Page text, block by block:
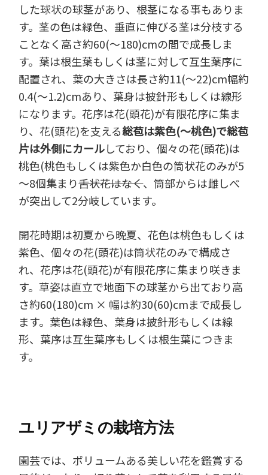
した球状の球茎があり、根茎になる事もありま
す。茎の色は緑色、垂直に伸びる茎は分枝する
ことなく高さ約60(～180)cmの間で成長しま
す。葉は根生葉もしくは茎に対して互生葉序に
配置され、葉の大きさは長さ約11(～22)cm幅約
0.4(～1.2)cmあり、葉身は披針形もしくは線形
になります。花序は花(頭花)が有限花序に集ま
り、花(頭花)を支える総苞は紫色(～桃色)で総苞
片は外側にカールしており、個々の花(頭花)は
桃色(桃色もしくは紫色か白色の筒状花のみが5
～8個集まり舌状花はなく、筒部からは雌しべ
が突出して2分岐しています。
開花時期は初夏から晩夏、花色は桃色もしくは
紫色、個々の花(頭花)は筒状花のみで構成さ
れ、花序は花(頭花)が有限花序に集まり咲きま
す。草姿は直立で地面下の球茎から出ており高
さ約60(180)cm × 幅は約30(60)cmまで成長し
ます。葉色は緑色、葉身は披針形もしくは線
形、葉序は互生葉序もしくは根生葉につきま
す。
ユリアザミの栽培方法
園芸では、ボリュームある美しい花を鑑賞する